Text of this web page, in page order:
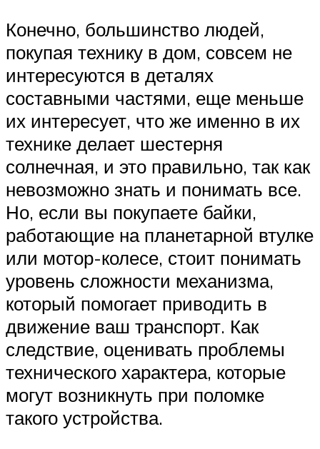
Конечно, большинство людей,
покупая технику в дом, совсем не
интересуются в деталях
составными частями, еще меньше
их интересует, что же именно в их
технике делает шестерня
солнечная, и это правильно, так как
невозможно знать и понимать все.
Но, если вы покупаете байки,
работающие на планетарной втулке
или мотор-колесе, стоит понимать
уровень сложности механизма,
который помогает приводить в
движение ваш транспорт. Как
следствие, оценивать проблемы
технического характера, которые
могут возникнуть при поломке
такого устройства.